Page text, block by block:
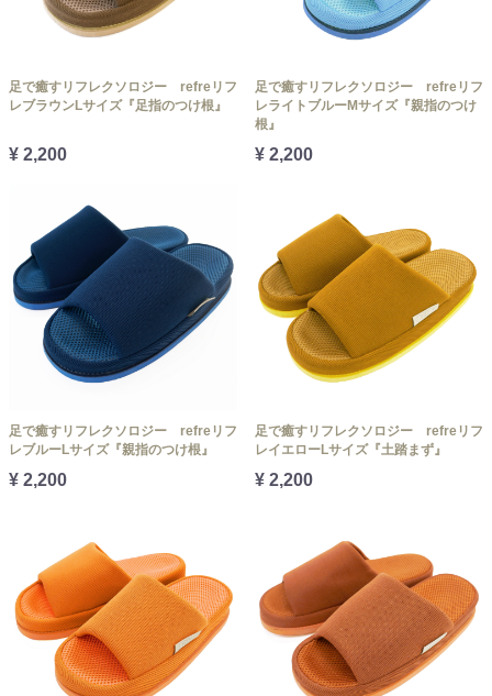
足で癒すリフレクソロジー refreリフ
レブラウンLサイズ『足指のつけ根』
¥ 2,200
足で癒すリフレクソロジー refreリフ
レライトブルーMサイズ『親指のつけ
根』
¥ 2,200
足で癒すリフレクソロジー refreリフ
レブルーLサイズ『親指のつけ根』
¥ 2,200
足で癒すリフレクソロジー refreリフ
レイエローLサイズ『土踏まず』
¥ 2,200